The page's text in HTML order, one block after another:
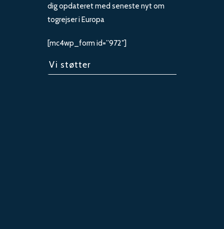
dig opdateret med seneste nyt om
togrejser i Europa
[mc4wp_form id=”972″]
Vi støtter